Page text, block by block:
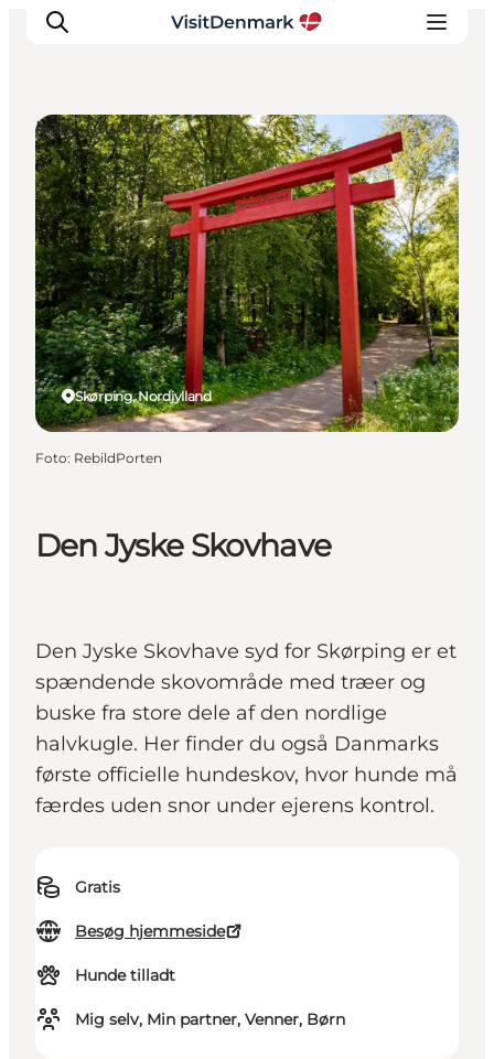
Inspiration
Destinationer
Oplevelser
Overnatning
Planlæg ferien
Den Jyske Skovhave
Den Jyske Skovhave syd for Skørping er et
spændende skovområde med træer og
buske fra store dele af den nordlige
halvkugle. Her finder du også Danmarks
første officielle hundeskov, hvor hunde må
færdes uden snor under ejerens kontrol.
Gratis
Besøg hjemmeside
Hunde tilladt
Mig selv, Min partner, Venner, Børn
Skørping, Nordjylland
Naturområder
Foto: RebildPorten